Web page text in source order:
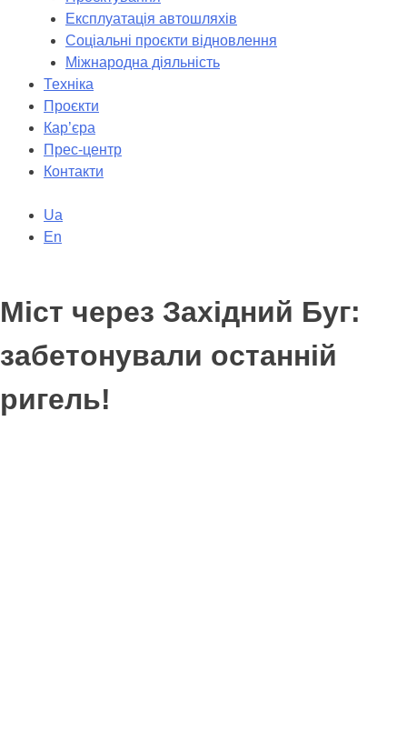
Експлуатація автошляхів
Соціальні проєкти відновлення
Міжнародна діяльність
Техніка
Проєкти
Кар’єра
Прес-центр
Контакти
Ua
En
Міст через Західний Буг:
забетонували останній
ригель!